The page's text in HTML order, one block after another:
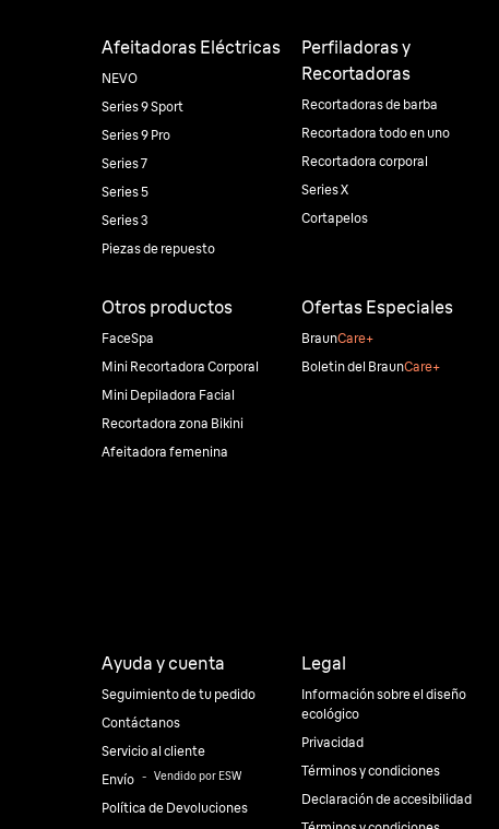
Afeitadoras Eléctricas
NEVO
Series 9 Sport
Series 9 Pro
Series 7
Series 5
Series 3
Piezas de repuesto
Perfiladoras y
Recortadoras
Recortadoras de barba
Recortadora todo en uno
Recortadora corporal
Series X
Cortapelos
Otros productos
FaceSpa
Mini Recortadora Corporal
Mini Depiladora Facial
Recortadora zona Bikini
Afeitadora femenina
Ofertas Especiales
BraunCare+
Boletin del BraunCare+
Ayuda y cuenta
Seguimiento de tu pedido
Contáctanos
Servicio al cliente
Envío ⠀-⠀ Vendido por ESW
Política de Devoluciones
Legal
Información sobre el diseño
ecológico
Privacidad
Términos y condiciones
Declaración de accesibilidad